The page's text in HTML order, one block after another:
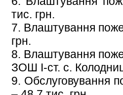
тис. грн.
7. Влаштування
грн.
8. Влаштування
ЗОШ І-ст. с.
9. Обслуговування